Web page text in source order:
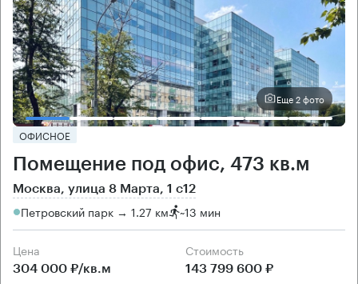
Еще 2 фото
ОФИСНОЕ
Помещение под офис, 473 кв.м
Москва, улица 8 Марта, 1 с12
Петровский парк → 1.27 км ~13 мин
Цена
304 000 ₽/кв.м
Cтоимость
143 799 600 ₽